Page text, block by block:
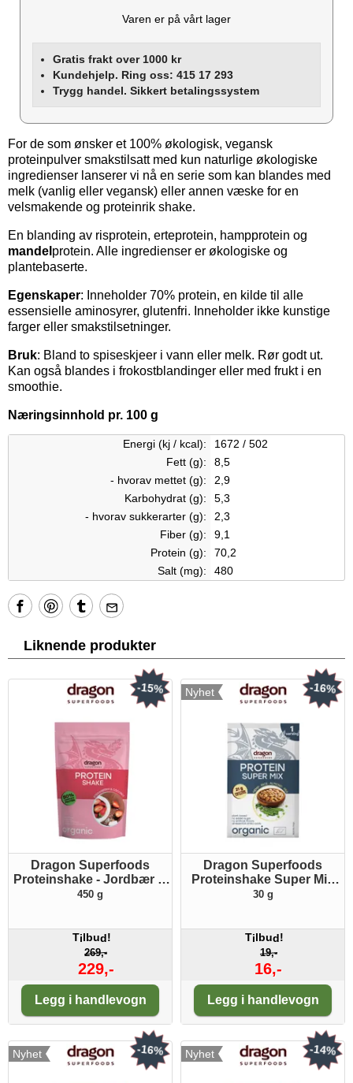
Varen er på vårt lager
Gratis frakt over 1000 kr
Kundehjelp. Ring oss: 415 17 293
Trygg handel. Sikkert betalingssystem
For de som ønsker et 100% økologisk, vegansk
proteinpulver smakstilsatt med kun naturlige økologiske
ingredienser lanserer vi nå en serie som kan blandes med
melk (vanlig eller vegansk) eller annen væske for en
velsmakende og proteinrik shake.
En blanding av risprotein, erteprotein, hampprotein og
mandel protein. Alle ingredienser er økologiske og
plantebaserte.
Egenskaper: Inneholder 70% protein, en kilde til alle
essensielle aminosyrer, glutenfri. Inneholder ikke kunstige
farger eller smakstilsetninger.
Bruk: Bland to spiseskjeer i vann eller melk. Rør godt ut.
Kan også blandes i frokostblandinger eller med frukt i en
smoothie.
Næringsinnhold pr. 100 g
Energi (kj / kcal):
1672 / 502
Fett (g):
8,5
- hvorav mettet (g):
2,9
Karbohydrat (g):
5,3
- hvorav sukkerarter (g):
2,3
Fiber (g):
9,1
Protein (g):
70,2
Salt (mg):
480
Liknende produkter
Dragon Superfoods
Proteinshake - Jordbær &
kokosnøtt ØKO
450 g
Tilbud!
269,-
229,-
-15%
Legg i handlevogn
Nyhet
Dragon Superfoods
Proteinshake Super Mix
ØKO porsjonspakke
30 g
Tilbud!
19,-
16,-
-16%
Legg i handlevogn
Nyhet -16% Nyhet -14%